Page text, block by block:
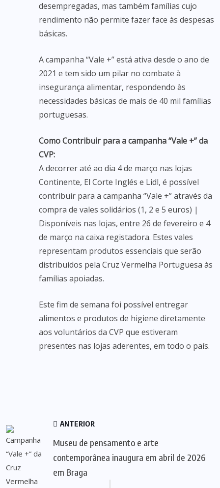
desempregadas, mas também famílias cujo
rendimento não permite fazer face às despesas
básicas.
A campanha “Vale +” está ativa desde o ano de
2021 e tem sido um pilar no combate à
insegurança alimentar, respondendo às
necessidades básicas de mais de 40 mil famílias
portuguesas.
Como Contribuir para a campanha “Vale +” da
CVP:
A decorrer até ao dia 4 de março nas lojas
Continente, El Corte Inglés e Lidl, é possível
contribuir para a campanha “Vale +” através da
compra de vales solidários (1, 2 e 5 euros) |
Disponíveis nas lojas, entre 26 de fevereiro e 4
de março na caixa registadora. Estes vales
representam produtos essenciais que serão
distribuídos pela Cruz Vermelha Portuguesa às
famílias apoiadas.
Este fim de semana foi possível entregar
alimentos e produtos de higiene diretamente
aos voluntários da CVP que estiveram
presentes nas lojas aderentes, em todo o país.
ANTERIOR
Museu de pensamento e arte
contemporânea inaugura em abril de 2026
em Braga